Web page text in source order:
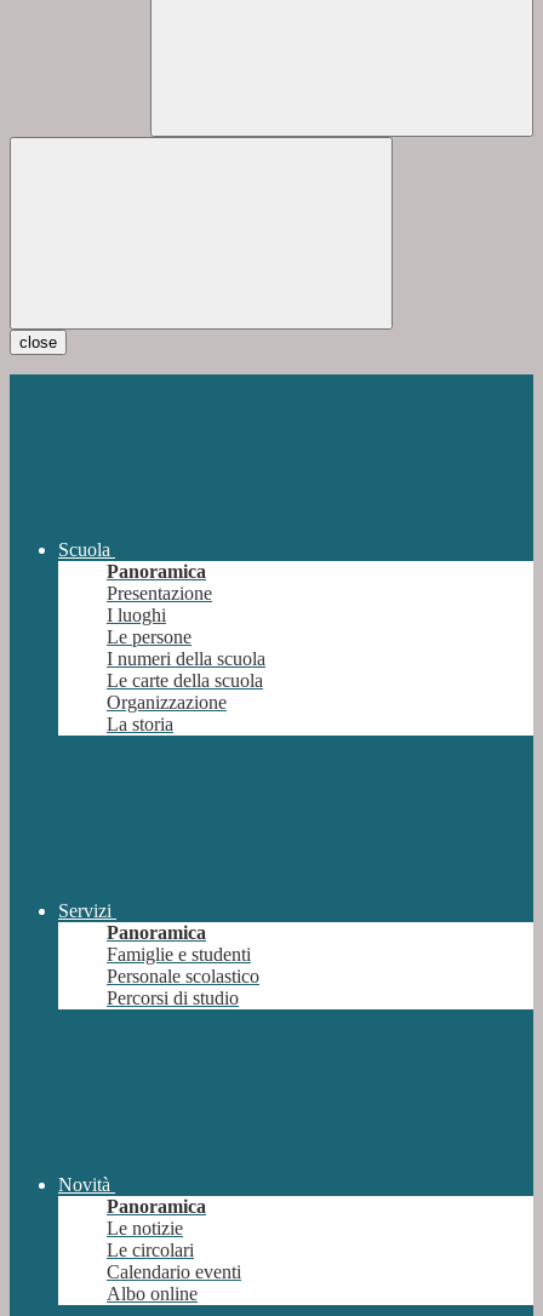
close
Scuola
Panoramica
Presentazione
I luoghi
Le persone
I numeri della scuola
Le carte della scuola
Organizzazione
La storia
Servizi
Panoramica
Famiglie e studenti
Personale scolastico
Percorsi di studio
Novità
Panoramica
Le notizie
Le circolari
Calendario eventi
Albo online